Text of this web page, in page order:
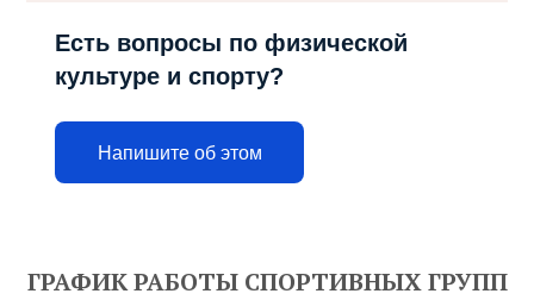
Есть вопросы по физической
культуре и спорту?
Напишите об этом
ГРАФИК РАБОТЫ СПОРТИВНЫХ ГРУПП